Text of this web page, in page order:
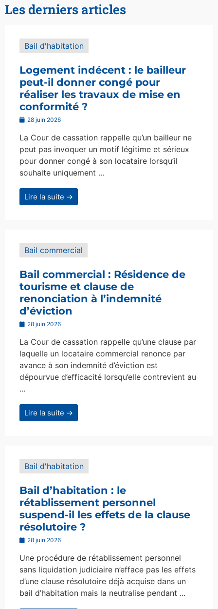
Les derniers articles
Bail d'habitation
Logement indécent : le bailleur
peut-il donner congé pour
réaliser les travaux de mise en
conformité ?
28 juin 2026
La Cour de cassation rappelle qu’un bailleur ne
peut pas invoquer un motif légitime et sérieux
pour donner congé à son locataire lorsqu’il
souhaite uniquement ...
Lire la suite →
Bail commercial
Bail commercial : Résidence de
tourisme et clause de
renonciation à l’indemnité
d’éviction
28 juin 2026
La Cour de cassation rappelle qu’une clause par
laquelle un locataire commercial renonce par
avance à son indemnité d’éviction est
dépourvue d’efficacité lorsqu’elle contrevient au
...
Lire la suite →
Bail d'habitation
Bail d’habitation : le
rétablissement personnel
suspend-il les effets de la clause
résolutoire ?
28 juin 2026
Une procédure de rétablissement personnel
sans liquidation judiciaire n’efface pas les effets
d’une clause résolutoire déjà acquise dans un
bail d’habitation mais la neutralise pendant ...